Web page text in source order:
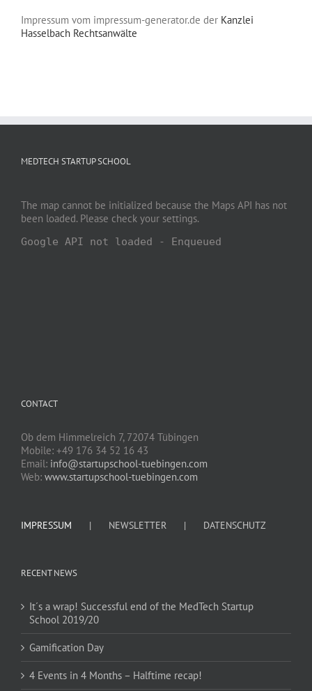
Impressum vom impressum-generator.de der Kanzlei
Hasselbach Rechtsanwälte
MEDTECH STARTUP SCHOOL
The map cannot be initialized because the Maps API has not
been loaded. Please check your settings.
Google API not loaded - Enqueued
CONTACT
Ob dem Himmelreich 7, 72074 Tübingen
Mobile: +49 176 34 52 16 43
Email: info@startupschool-tuebingen.com
Web: www.startupschool-tuebingen.com
IMPRESSUM NEWSLETTER DATENSCHUTZ
RECENT NEWS
It´s a wrap! Successful end of the MedTech Startup
School 2019/20
Gamification Day
4 Events in 4 Months – Halftime recap!